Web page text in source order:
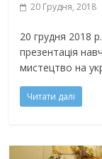
20 Грудня, 2018
20 грудня 2018
презентація
мистецтво на
Читати далі